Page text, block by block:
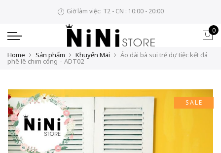
Giờ làm việc: T2 - CN : 10:00 - 20:00
0
Home Sản phẩm Khuyến Mãi Áo dài bà sui trẻ dự tiệc kết đá
phê lê chim công – ADT02
SALE